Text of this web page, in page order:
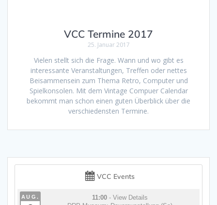
VCC Termine 2017
25. Januar 2017
Vielen stellt sich die Frage. Wann und wo gibt es
interessante Veranstaltungen, Treffen oder nettes
Beisammensein zum Thema Retro, Computer und
Spielkonsolen. Mit dem Vintage Compuer Calendar
bekommt man schon einen guten Überblick über die
verschiedensten Termine.
VCC Events
AUG. 11:00 - View Details